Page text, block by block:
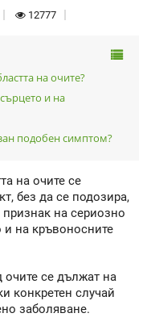
12777
на очите?
и на
подобен симптом?
на очите се
без да се подозира,
на сериозно
и на кръвоносните
очите се дължат на
конкретен случай
заболяване.